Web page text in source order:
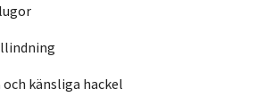
och känsliga hackel